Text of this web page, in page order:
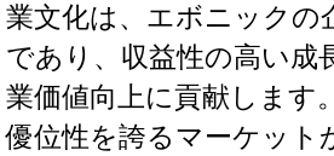
業文化は、エボニックの
であり、収益性の高い成
業価値向上に貢献します
優位性を誇るマーケット